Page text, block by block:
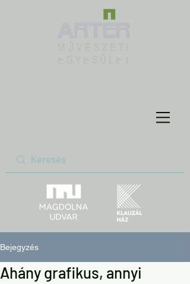
Bejegyzés
Ahány grafikus, annyi